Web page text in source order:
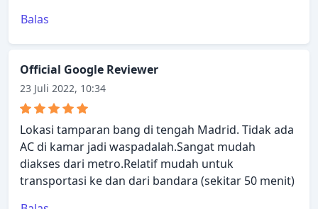
Balas
Official Google Reviewer
23 Juli 2022, 10:34
Lokasi tamparan bang di tengah Madrid. Tidak ada
AC di kamar jadi waspadalah.Sangat mudah
diakses dari metro.Relatif mudah untuk
transportasi ke dan dari bandara (sekitar 50 menit)